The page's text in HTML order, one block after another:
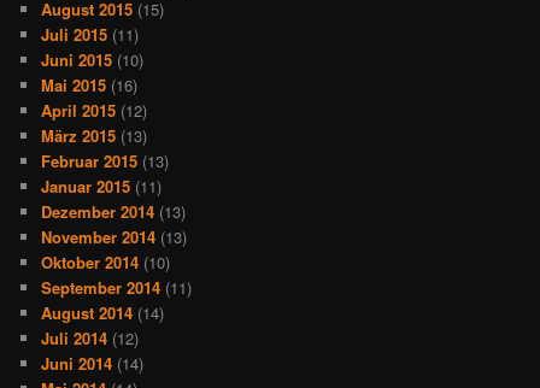
August 2015 (15)
Juli 2015 (11)
Juni 2015 (10)
Mai 2015 (16)
April 2015 (12)
März 2015 (13)
Februar 2015 (13)
Januar 2015 (11)
Dezember 2014 (13)
November 2014 (13)
Oktober 2014 (10)
September 2014 (11)
August 2014 (14)
Juli 2014 (12)
Juni 2014 (14)